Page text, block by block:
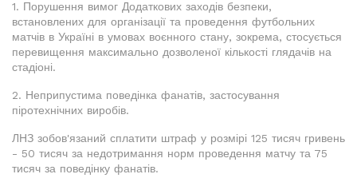
1. Порушення вимог Додаткових заходів безпеки,
встановлених для організації та проведення футбольних
матчів в Україні в умовах воєнного стану, зокрема, стосується
перевищення максимально дозволеної кількості глядачів на
стадіоні.
2. Неприпустима поведінка фанатів, застосування
піротехнічних виробів.
ЛНЗ зобов'язаний сплатити штраф у розмірі 125 тисяч гривень
- 50 тисяч за недотримання норм проведення матчу та 75
тисяч за поведінку фанатів.